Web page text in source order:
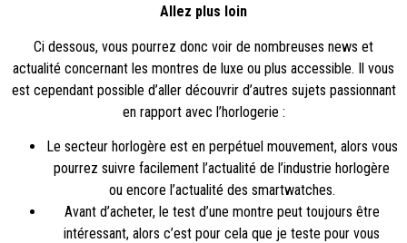
Allez plus loin
Ci dessous, vous pourrez donc voir de nombreuses news et
actualité concernant les montres de luxe ou plus accessible. Il vous
est cependant possible d’aller découvrir d’autres sujets passionnant
en rapport avec l’horlogerie :
Le secteur horlogère est en perpétuel mouvement, alors vous
pourrez suivre facilement l’actualité de l’industrie horlogère
ou encore l’actualité des smartwatches.
Avant d’acheter, le test d’une montre peut toujours être
intéressant, alors c’est pour cela que je teste pour vous